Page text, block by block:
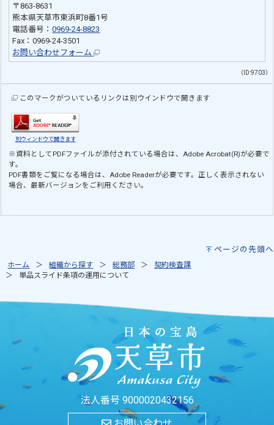
〒863-8631
熊本県天草市東浜町8番1号
電話番号：0969-24-8823
Fax：0969-24-3501
お問い合わせフォーム
（ID:9703）
このマークがついているリンクは別ウインドウで開きます
別ウィンドウで開きます
※資料としてPDFファイルが添付されている場合は、Adobe Acrobat(R)が必要で
す。
PDF書類をご覧になる場合は、Adobe Readerが必要です。正しく表示されない
場合、最新バージョンをご利用ください。
ページの先頭へ
ホーム 組織から探す 総務部
契約検査課
単品スライド条項の運用について
法人番号 9000020432156